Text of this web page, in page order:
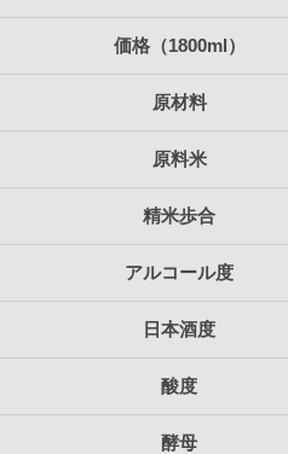
価格（1800ml）
原材料
原料米
精米歩合
アルコール度
日本酒度
酸度
酵母